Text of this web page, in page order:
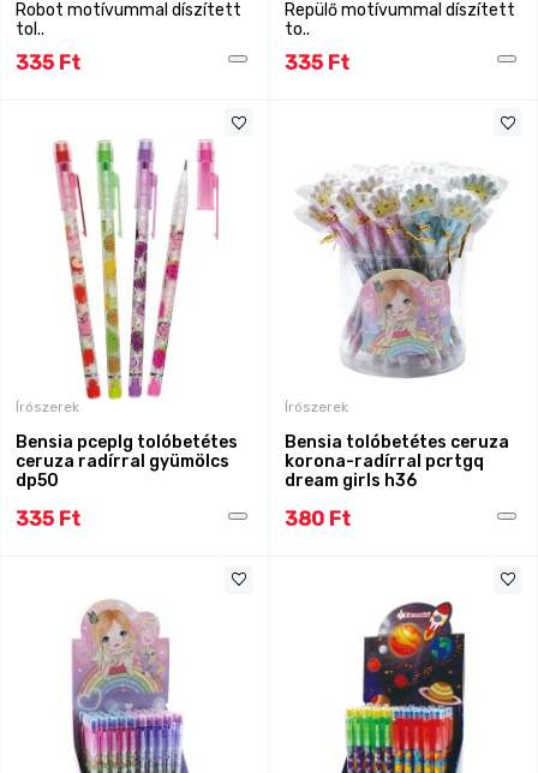
Robot motívummal díszített
tol..
335 Ft
Repülő motívummal díszített
to..
335 Ft
Írószerek
Bensia pceplg tolóbetétes
ceruza radírral gyümölcs
dp50
335 Ft
Írószerek
Bensia tolóbetétes ceruza
korona-radírral pcrtgq
dream girls h36
380 Ft